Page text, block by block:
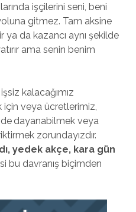
işçilerini seni, beni
gitmez. Tam aksine
da kazancı aynı şekilde
ama senin benim
kalacağımız
veya ücretlerimiz,
dayanabilmek veya
zorundayızdır.
yedek akçe, kara gün
bu davranış biçimden